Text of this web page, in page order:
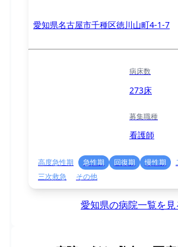
愛知県名古屋市千種区徳川山町4-1-7
病床数
273床
募集職種
看護師
高度急性期 急性期 回復期 慢性期
三次救急
その他
愛知県の病院一覧を見